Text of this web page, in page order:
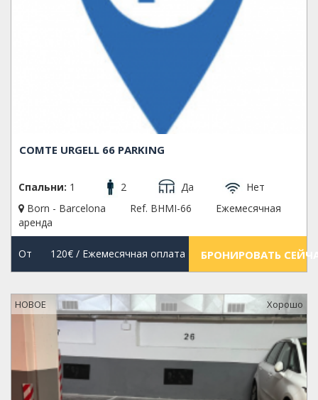
COMTE URGELL 66 PARKING
Спальни: 1 2 Да
Нет
Born - Barcelona
Ref. BHMI-66
Ежемесячная
аренда
От 120€/ Ежемесячная оплата БРОНИРОВАТЬ
НОВОЕ Xорошо